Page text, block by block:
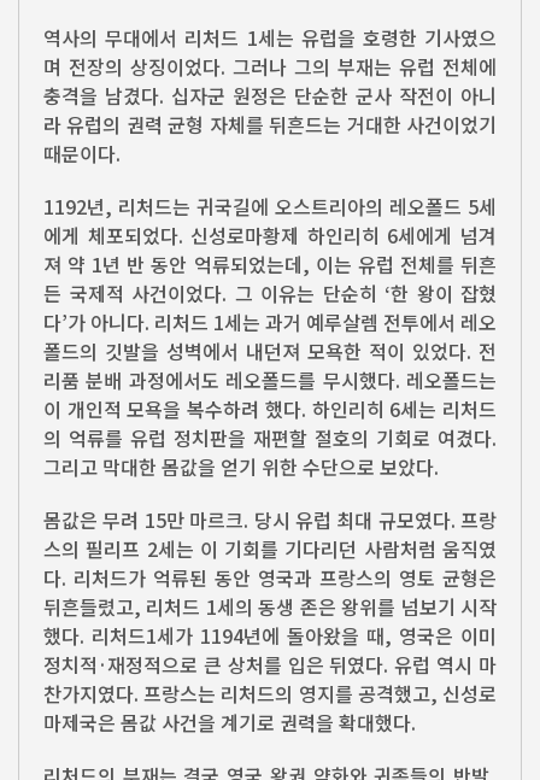
역사의 무대에서 리처드 1세는 유럽을 호령한 기사였으
며 전장의 상징이었다. 그러나 그의 부재는 유럽 전체에
충격을 남겼다. 십자군 원정은 단순한 군사 작전이 아니
라 유럽의 권력 균형 자체를 뒤흔드는 거대한 사건이었기
때문이다.
1192년, 리처드는 귀국길에 오스트리아의 레오폴드 5세
에게 체포되었다. 신성로마황제 하인리히 6세에게 넘겨
져 약 1년 반 동안 억류되었는데, 이는 유럽 전체를 뒤흔
든 국제적 사건이었다. 그 이유는 단순히 ‘한 왕이 잡혔
다’가 아니다. 리처드 1세는 과거 예루살렘 전투에서 레오
폴드의 깃발을 성벽에서 내던져 모욕한 적이 있었다. 전
리품 분배 과정에서도 레오폴드를 무시했다. 레오폴드는
이 개인적 모욕을 복수하려 했다. 하인리히 6세는 리처드
의 억류를 유럽 정치판을 재편할 절호의 기회로 여겼다.
그리고 막대한 몸값을 얻기 위한 수단으로 보았다.
몸값은 무려 15만 마르크. 당시 유럽 최대 규모였다. 프랑
스의 필리프 2세는 이 기회를 기다리던 사람처럼 움직였
다. 리처드가 억류된 동안 영국과 프랑스의 영토 균형은
뒤흔들렸고, 리처드 1세의 동생 존은 왕위를 넘보기 시작
했다. 리처드1세가 1194년에 돌아왔을 때, 영국은 이미
정치적·재정적으로 큰 상처를 입은 뒤였다. 유럽 역시 마
찬가지였다. 프랑스는 리처드의 영지를 공격했고, 신성로
마제국은 몸값 사건을 계기로 권력을 확대했다.